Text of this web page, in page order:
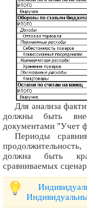
Для анализа
должны быть
документами "Учет
Периоды
должна быть
сравниваемых